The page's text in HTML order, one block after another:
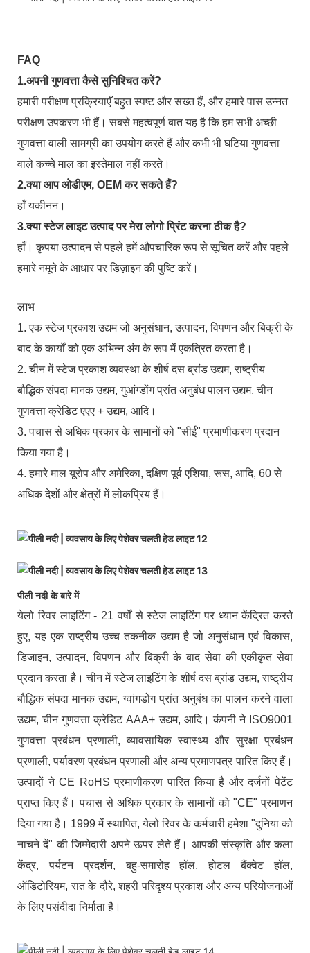
FAQ
1.अपनी गुणवत्ता कैसे सुनिश्चित करें?
हमारी परीक्षण प्रक्रियाएँ बहुत स्पष्ट और सख्त हैं, और हमारे पास उन्नत
परीक्षण उपकरण भी हैं। सबसे महत्वपूर्ण बात यह है कि हम सभी अच्छी
गुणवत्ता वाली सामग्री का उपयोग करते हैं और कभी भी घटिया गुणवत्ता
वाले कच्चे माल का इस्तेमाल नहीं करते।
2.क्या आप ओडीएम, OEM कर सकते हैं?
हाँ यकीनन।
3.क्या स्टेज लाइट उत्पाद पर मेरा लोगो प्रिंट करना ठीक है?
हाँ। कृपया उत्पादन से पहले हमें औपचारिक रूप से सूचित करें और पहले
हमारे नमूने के आधार पर डिज़ाइन की पुष्टि करें।
लाभ
1. एक स्टेज प्रकाश उद्यम जो अनुसंधान, उत्पादन, विपणन और बिक्री के
बाद के कार्यों को एक अभिन्न अंग के रूप में एकत्रित करता है।
2. चीन में स्टेज प्रकाश व्यवस्था के शीर्ष दस ब्रांड उद्यम, राष्ट्रीय
बौद्धिक संपदा मानक उद्यम, गुआंग्डोंग प्रांत अनुबंध पालन उद्यम, चीन
गुणवत्ता क्रेडिट एएए + उद्यम, आदि।
3. पचास से अधिक प्रकार के सामानों को "सीई" प्रमाणीकरण प्रदान
किया गया है।
4. हमारे माल यूरोप और अमेरिका, दक्षिण पूर्व एशिया, रूस, आदि, 60 से
अधिक देशों और क्षेत्रों में लोकप्रिय हैं।
पीली नदी के बारे में
येलो रिवर लाइटिंग - 21 वर्षों से स्टेज लाइटिंग पर ध्यान केंद्रित करते
हुए, यह एक राष्ट्रीय उच्च तकनीक उद्यम है जो अनुसंधान एवं विकास,
डिजाइन, उत्पादन, विपणन और बिक्री के बाद सेवा की एकीकृत सेवा
प्रदान करता है। चीन में स्टेज लाइटिंग के शीर्ष दस ब्रांड उद्यम, राष्ट्रीय
बौद्धिक संपदा मानक उद्यम, ग्वांगडोंग प्रांत अनुबंध का पालन करने वाला
उद्यम, चीन गुणवत्ता क्रेडिट AAA+ उद्यम, आदि। कंपनी ने ISO9001
गुणवत्ता प्रबंधन प्रणाली, व्यावसायिक स्वास्थ्य और सुरक्षा प्रबंधन
प्रणाली, पर्यावरण प्रबंधन प्रणाली और अन्य प्रमाणपत्र पारित किए हैं।
उत्पादों ने CE RoHS प्रमाणीकरण पारित किया है और दर्जनों पेटेंट
प्राप्त किए हैं। पचास से अधिक प्रकार के सामानों को "CE" प्रमाणन
दिया गया है। 1999 में स्थापित, येलो रिवर के कर्मचारी हमेशा "दुनिया को
नाचने दें" की जिम्मेदारी अपने ऊपर लेते हैं। आपकी संस्कृति और कला
केंद्र, पर्यटन प्रदर्शन, बहु-समारोह हॉल, होटल बैंक्वेट हॉल,
ऑडिटोरियम, रात के दौरे, शहरी परिदृश्य प्रकाश और अन्य परियोजनाओं
के लिए पसंदीदा निर्माता है।